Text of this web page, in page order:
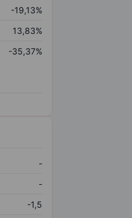
-19,13%
13,83%
-35,37%
-
-
-1,5